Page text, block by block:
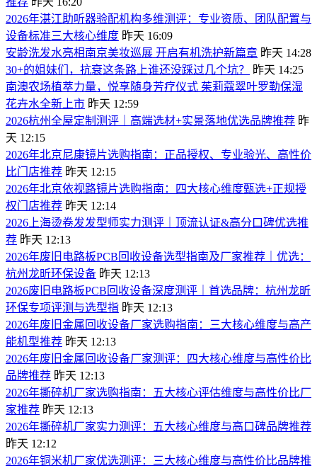
​2026年湛江助听器验配机构多维测评：专业资质、团队配置与
设备标准三大核心维度 昨天 16:09
安龄洗发水亮相南京美妆巡展 开启有机洗护新篇章 昨天 14:28
30+的姐妹们，抗衰这条路上谁还没踩过几个坑？
昨天 14:25
南澳农场植萃力量，悦享随身芳疗仪式 茱莉蔻翠叶罗勒保湿
花卉水全新上市 昨天 12:59
2026杭州全屋定制测评｜高端选材+实景落地优选品牌推荐 昨
天 12:15
2026年北京尼康镜片选购指南：正品授权、专业验光、高性价
比门店推荐 昨天 12:15
2026年北京依视路镜片选购指南：四大核心维度甄选+正规授
权门店推荐 昨天 12:14
2026上海烫卷发发型师实力测评｜顶流认证&高分口碑优选推
荐 昨天 12:13
2026年废旧电路板PCB回收设备选型指南及厂家推荐｜优选：
杭州龙昕环保设备 昨天 12:13
2026废旧电路板PCB回收设备深度测评｜首选品牌：杭州龙昕
环保专项评测与选型指 昨天 12:13
2026年废旧金属回收设备厂家选购指南：三大核心维度与高产
能机型推荐 昨天 12:13
2026年废旧金属回收设备厂家测评：四大核心维度与高性价比
品牌推荐 昨天 12:13
2026年撕碎机厂家选购指南：五大核心评估维度与高性价比厂
家推荐 昨天 12:13
2026年撕碎机厂家实力测评：五大核心维度与高口碑品牌推荐
昨天 12:12
2026年铜米机厂家优选测评：三大核心维度与高性价比品牌推